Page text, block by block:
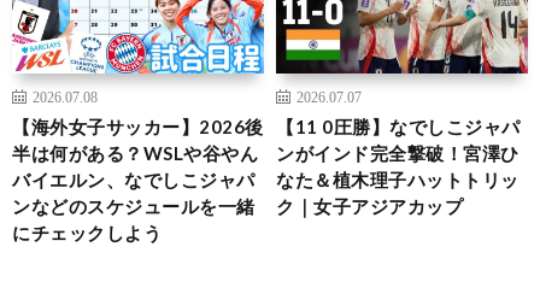
2026.07.08
【海外女子サッカー】2026後
半は何がある？WSLや谷やん
バイエルン、なでしこジャパ
ンなどのスケジュールを一緒
にチェックしよう
2026.07.07
【11 0圧勝】なでしこジャパ
ンがインド完全撃破！宮澤ひ
なた＆植木理子ハットトリッ
ク｜女子アジアカップ